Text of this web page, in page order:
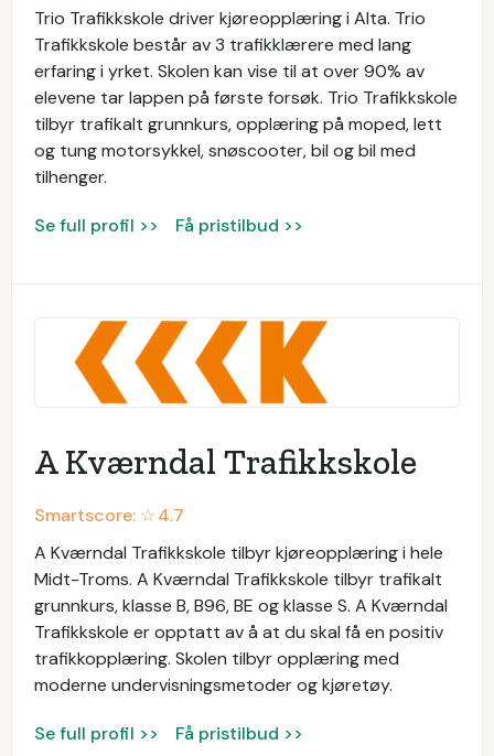
Trio Trafikkskole driver kjøreopplæring i Alta. Trio
Trafikkskole består av 3 trafikklærere med lang
erfaring i yrket. Skolen kan vise til at over 90% av
elevene tar lappen på første forsøk. Trio Trafikkskole
tilbyr trafikalt grunnkurs, opplæring på moped, lett
og tung motorsykkel, snøscooter, bil og bil med
tilhenger.
Se full profil >> Få pristilbud >>
A Kværndal Trafikkskole
Smartscore: ☆4.7
A Kværndal Trafikkskole tilbyr kjøreopplæring i hele
Midt-Troms. A Kværndal Trafikkskole tilbyr trafikalt
grunnkurs, klasse B, B96, BE og klasse S. A Kværndal
Trafikkskole er opptatt av å at du skal få en positiv
trafikkopplæring. Skolen tilbyr opplæring med
moderne undervisningsmetoder og kjøretøy.
Se full profil >> Få pristilbud >>